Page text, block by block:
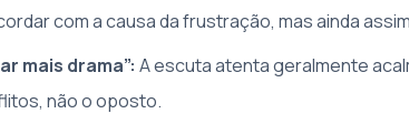
com a causa da frustração, mas ainda
mais drama”: A escuta atenta geralmente
não o oposto.